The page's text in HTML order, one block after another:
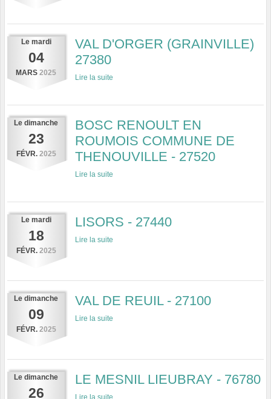
Le mardi
04
MARS 2025
VAL D'ORGER (GRAINVILLE)
27380
Lire la suite
Le dimanche
23
FÉVR. 2025
BOSC RENOULT EN
ROUMOIS COMMUNE DE
THENOUVILLE - 27520
Lire la suite
Le mardi
18
FÉVR. 2025
LISORS - 27440
Lire la suite
Le dimanche
09
FÉVR. 2025
VAL DE REUIL - 27100
Lire la suite
Le dimanche
26
LE MESNIL LIEUBRAY - 76780
Lire la suite